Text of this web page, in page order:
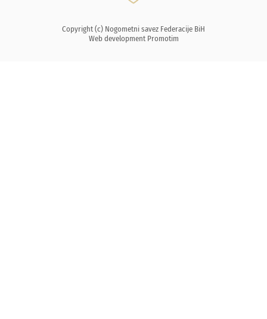
Copyright (c) Nogometni savez Federacije BiH
Web development Promotim